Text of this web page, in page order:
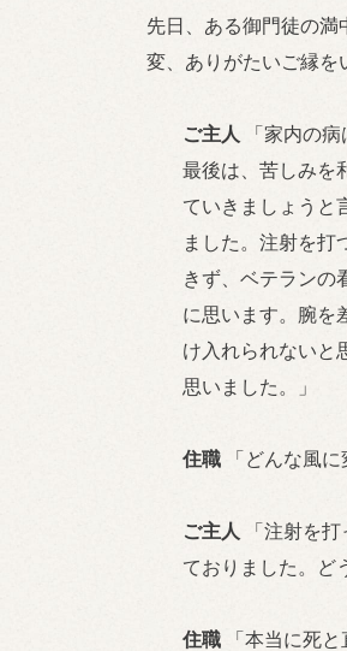
先日、ある御門徒の満
変、ありがたいご縁を
ご主人
「家内の
最後は、苦しみを
ていきましょうと
ました。注射を打
きず、ベテランの
に思います。腕を
け入れられないと
思いました。」
住職 「どんな風に
ご主人
「注射を
ておりました。ど
住職 「本当に死